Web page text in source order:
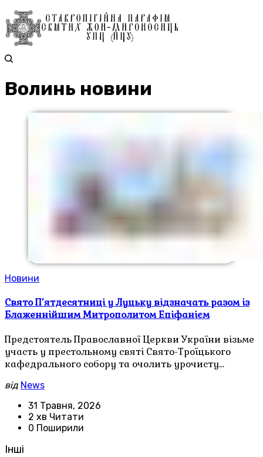
Волинь новини
Новини
Свято П’ятдесятниці у Луцьку відзначать разом із
Блаженнійшим Митрополитом Епіфанієм
Предстоятель Православної Церкви України візьме
участь у престольному святі Свято-Троїцького
кафедрального собору та очолить урочисту…
від News
31 Травня, 2026
2 хв Читати
0 Поширили
Інші